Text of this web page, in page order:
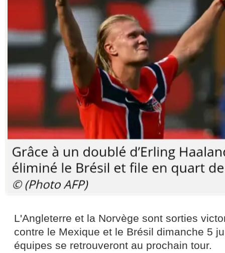
L'Angleterre et la Norvège sont sorties
contre le Mexique et le Brésil dimanche 5
équipes se retrouveront au prochain tour.